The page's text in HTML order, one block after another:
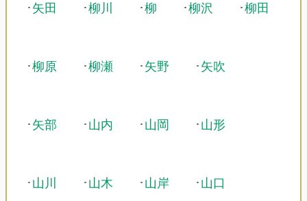
･矢田 ･柳川 ･柳 ･柳沢 ･柳田
･柳原 ･柳瀬 ･矢野 ･矢吹
･矢部 ･山内 ･山岡 ･山形
･山川 ･山木 ･山岸 ･山口